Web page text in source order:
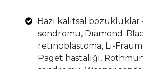
Bazı kalıtsal bozukluklar
sendromu, Diamond-
retinoblastoma, Li-
Paget hastalığı,